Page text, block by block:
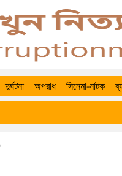
দুর্ঘটনা অপরাধ সিনেমা-নাটক